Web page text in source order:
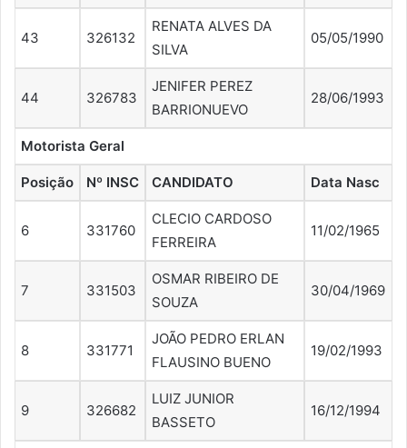
43 326132
RENATA ALVES DA
SILVA
05/05/1990
44 326783
JENIFER PEREZ
BARRIONUEVO
28/06/1993
Motorista Geral
Posição Nº INSC CANDIDATO Data Nasc
6 331760
CLECIO CARDOSO
FERREIRA
11/02/1965
7 331503
OSMAR RIBEIRO DE
SOUZA
30/04/1969
8 331771
JOÃO PEDRO ERLAN
FLAUSINO BUENO
19/02/1993
9 326682
LUIZ JUNIOR
BASSETO
16/12/1994